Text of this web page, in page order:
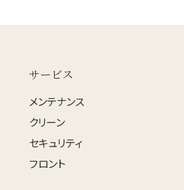
サービス
メンテナンス
クリーン
セキュリティ
フロント